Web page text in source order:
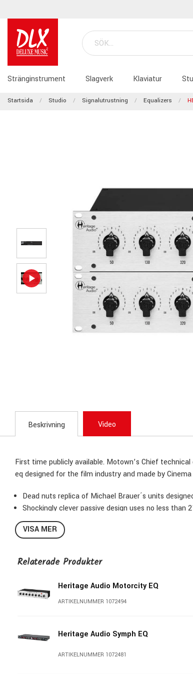
Stränginstrument Slagverk Klaviatur
Startsida Studio Signalutrustning Equalizers
Beskrivning Video
First time publicly available. Motown’s Chief
eq designed for the film industry and made by
Dead nuts replica of Michael Brauer´s units
Shockingly clever passive design uses no less
for Heritage Audio, matching Brauer´s values to 1%
Heavy duty stepped rotary switches used for all 7
made for Heritage Audio.
Carnhill-driven output line amp substitutes the
In/Out/Off Lever switch allows you to A/B the
VISA MER
Relaterade Produkter
Heritage Audio Motorcity EQ
ARTIKELNUMMER 1072494
Heritage Audio Symph EQ
ARTIKELNUMMER 1072481